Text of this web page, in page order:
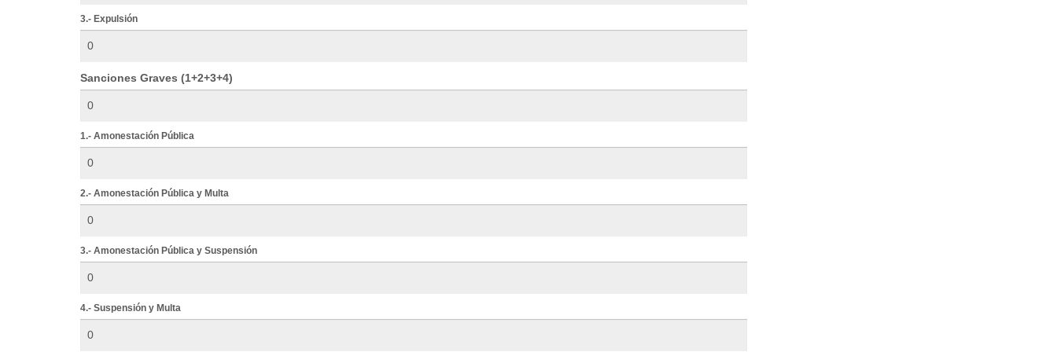
3.- Expulsión
Sanciones Graves (1+2+3+4)
1.- Amonestación Pública
2.- Amonestación Pública y Multa
3.- Amonestación Pública y Suspensión
4.- Suspensión y Multa